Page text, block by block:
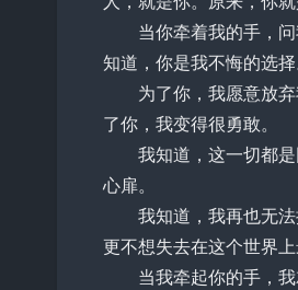
当你牵着我的手，问
知道，你是我不悔的选择
为了你，我愿意放弃
了你，我变得很勇敢。
我知道，这一切都是
心扉。
我知道，我再也无法
更不想失去在这个世界上
当我牵起你的手，我